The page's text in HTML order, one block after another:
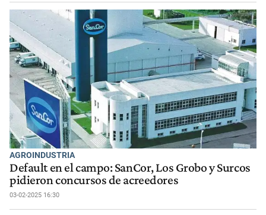
AGROINDUSTRIA
Default en el campo: SanCor, Los Grobo y Surcos
pidieron concursos de acreedores
03-02-2025 16:30